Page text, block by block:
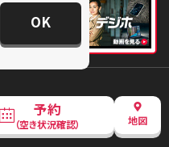
All Rights Reserved.
予約
（空き状況確認） 地図
OK